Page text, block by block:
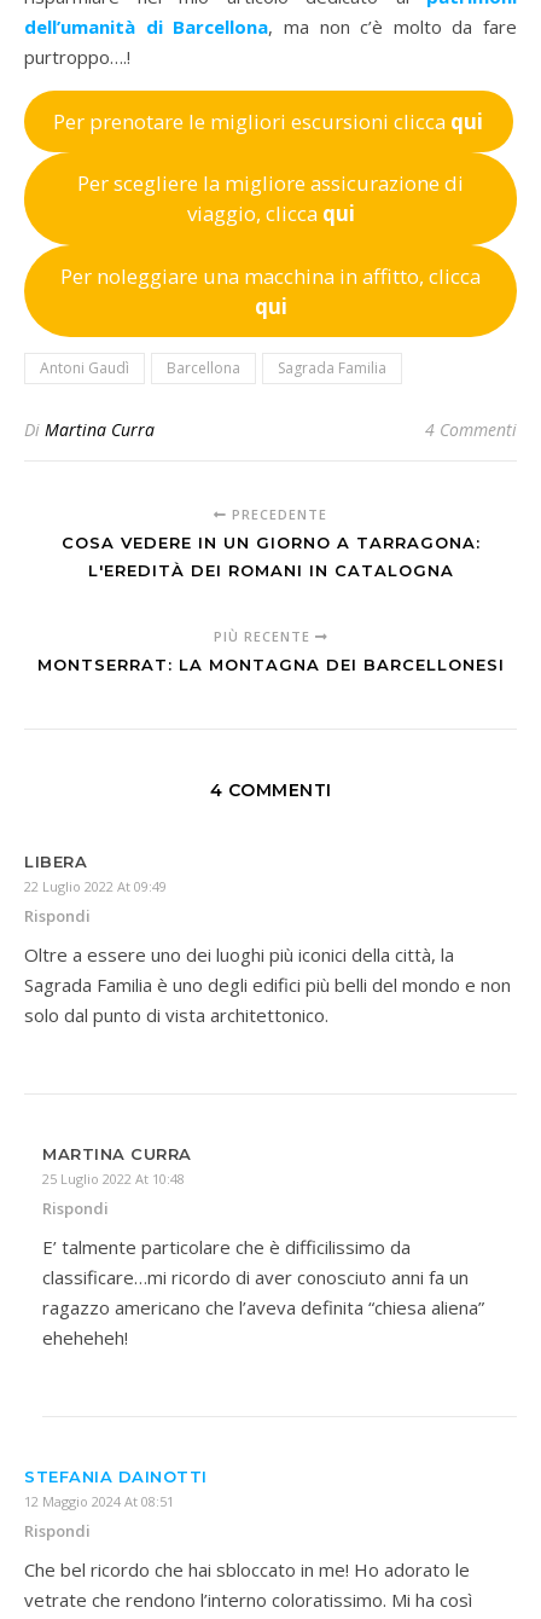
dell’umanità di Barcellona, ma non c’è molto da fare
purtroppo….!
Per prenotare le migliori escursioni clicca qui
Per scegliere la migliore assicurazione di
viaggio, clicca qui
Per noleggiare una macchina in affitto, clicca
qui
Antoni Gaudì Barcellona Sagrada Familia
Di Martina Curra 4 Commenti
PRECEDENTE
COSA VEDERE IN UN GIORNO A TARRAGONA:
L'EREDITÀ DEI ROMANI IN CATALOGNA
PIÙ RECENTE
MONTSERRAT: LA MONTAGNA DEI BARCELLONESI
4 COMMENTI
LIBERA
22 Luglio 2022 At 09:49
Rispondi
Oltre a essere uno dei luoghi più iconici della città, la
Sagrada Familia è uno degli edifici più belli del mondo e non
solo dal punto di vista architettonico.
MARTINA CURRA
25 Luglio 2022 At 10:48
Rispondi
E’ talmente particolare che è difficilissimo da
classificare…mi ricordo di aver conosciuto anni fa un
ragazzo americano che l’aveva definita “chiesa aliena”
eheheheh!
STEFANIA DAINOTTI
12 Maggio 2024 At 08:51
Rispondi
Che bel ricordo che hai sbloccato in me! Ho adorato le
vetrate che rendono l’interno coloratissimo. Mi ha così